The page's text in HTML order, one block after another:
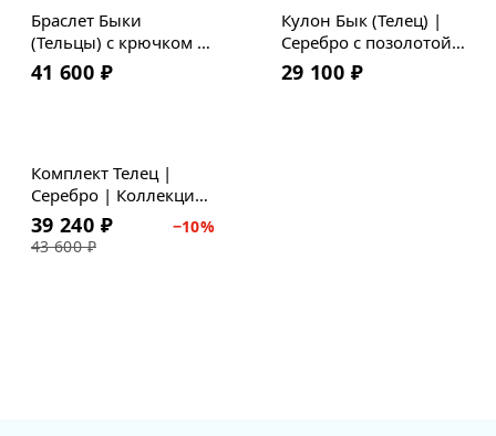
Браслет Быки
(Тельцы) с крючком |
Серебро | Гладкая
кожа
41 600 ₽
Кулон Бык (Телец) |
Серебро с позолотой |
Коллекция Geometry
29 100 ₽
Скидка
Комплект Телец |
Серебро | Коллекция
Zodiac
39 240 ₽
43 600 ₽
−10%